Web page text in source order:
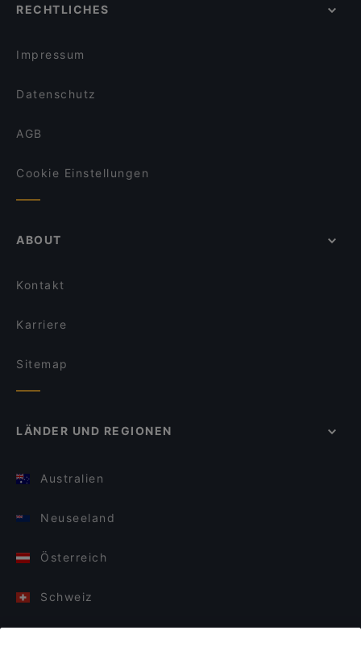
RECHTLICHES
Impressum
Datenschutz
AGB
Cookie Einstellungen
ABOUT
Kontakt
Karriere
Sitemap
LÄNDER UND REGIONEN
Australien
Neuseeland
Österreich
Schweiz